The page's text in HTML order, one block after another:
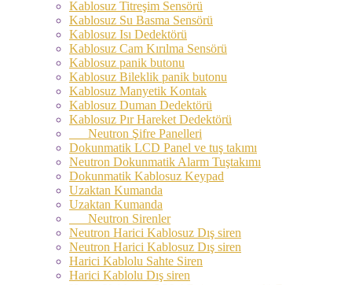
Kablosuz Titreşim Sensörü
Kablosuz Su Basma Sensörü
Kablosuz Isı Dedektörü
Kablosuz Cam Kırılma Sensörü
Kablosuz panik butonu
Kablosuz Bileklik panik butonu
Kablosuz Manyetik Kontak
Kablosuz Duman Dedektörü
Kablosuz Pır Hareket Dedektörü
Neutron Şifre Panelleri
Dokunmatik LCD Panel ve tuş takımı
Neutron Dokunmatik Alarm Tuştakımı
Dokunmatik Kablosuz Keypad
Uzaktan Kumanda
Uzaktan Kumanda
Neutron Sirenler
Neutron Harici Kablosuz Dış siren
Neutron Harici Kablosuz Dış siren
Harici Kablolu Sahte Siren
Harici Kablolu Dış siren